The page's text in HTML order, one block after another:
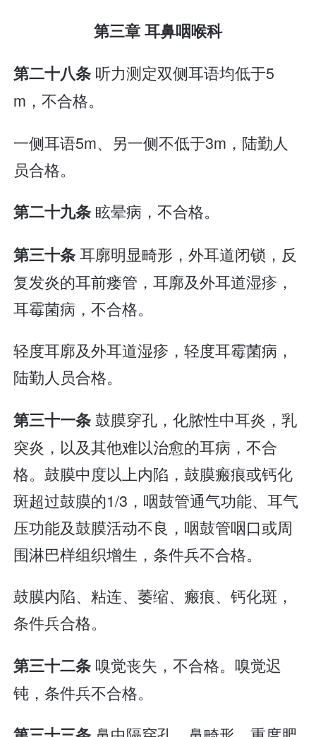
第三章 耳鼻咽喉科
第二十八条 听力测定双侧耳语均低于5
m，不合格。
一侧耳语5m、另一侧不低于3m，陆勤人
员合格。
第二十九条 眩晕病，不合格。
第三十条耳廓明显畸形，外耳道闭锁，反
复发炎的耳前瘘管，耳廓及外耳道湿疹，
耳霉菌病，不合格。
轻度耳廓及外耳道湿疹，轻度耳霉菌病，
陆勤人员合格。
第三十一条鼓膜穿孔，化脓性中耳炎，乳
突炎，以及其他难以治愈的耳病，不合
格。鼓膜中度以上内陷，鼓膜瘢痕或钙化
斑超过鼓膜的1/3，咽鼓管通气功能、耳气
压功能及鼓膜活动不良，咽鼓管咽口或周
围淋巴样组织增生，条件兵不合格。
鼓膜内陷、粘连、萎缩、瘢痕、钙化斑，
条件兵合格。
第三十二条 嗅觉丧失，不合格。嗅觉迟
钝，条件兵不合格。